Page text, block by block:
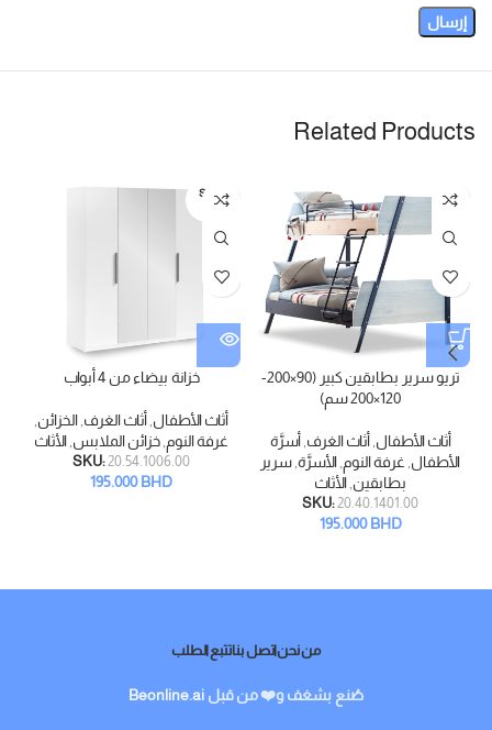
Related Products
تريو سرير بطابقين كبير (90×200-
120×200 سم)
أثاث الأطفال ,أثاث الغرف ,أسرَّة
الأطفال غرفة النوم الأسرَّة, سرير
بطابقين الأثاث
SKU: 20.40.1401.00
195.000BHD
SOLD
OUT
خزانة بيضاء من 4 أبواب
أثاث الأطفال أثاث الغرف الخزائن
غرفة النوم خزائن الملابس الأثاث
SKU: 20.54.1006.00
195.000BHD
من نحناتصل بناتتبع الطلب
صُنع بشغف و❤️ من قبل Beonline.ai